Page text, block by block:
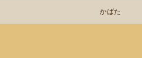
かばた